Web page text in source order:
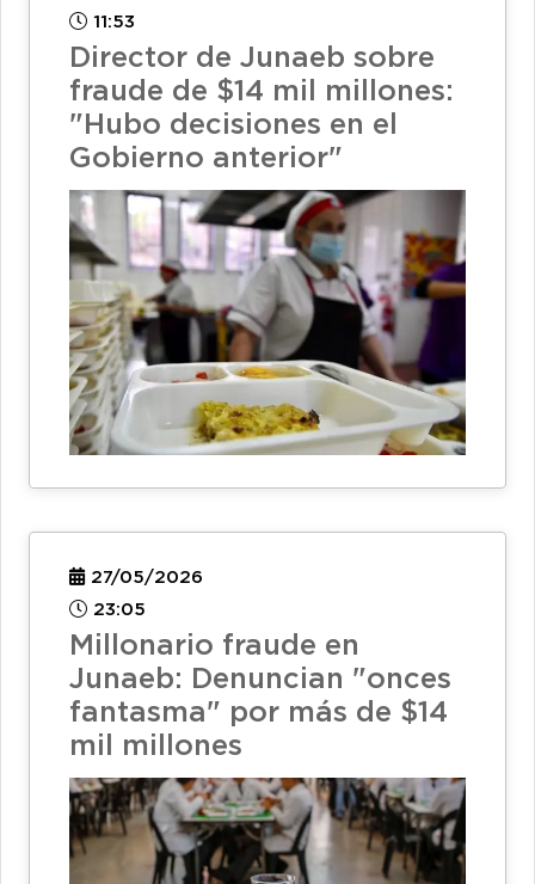
11:53
Director de Junaeb sobre
fraude de $14 mil millones:
"Hubo decisiones en el
Gobierno anterior"
27/05/2026
23:05
Millonario fraude en
Junaeb: Denuncian "onces
fantasma" por más de $14
mil millones